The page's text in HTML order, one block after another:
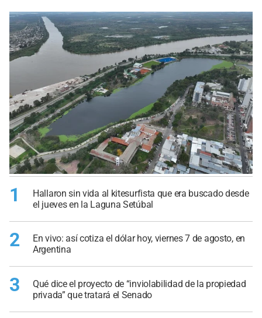
1
Hallaron sin vida al kitesurfista que era buscado desde
el jueves en la Laguna Setúbal
2
En vivo: así cotiza el dólar hoy, viernes 7 de agosto, en
Argentina
3
Qué dice el proyecto de “inviolabilidad de la propiedad
privada” que tratará el Senado